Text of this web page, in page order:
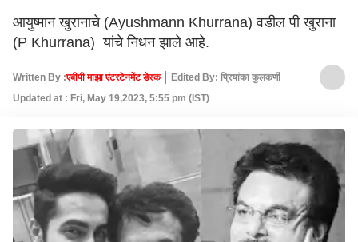
आयुष्मान खुरानाचे (Ayushmann Khurrana) वडील पी खुराना
(P Khurrana) यांचे निधन झाले आहे.
Written By :एबीपी माझा एंटरटेनमेंट डेस्क
Edited By: प्रियांका कुलकर्णी
Updated at : Fri, May 19,2023, 5:55 pm (IST)